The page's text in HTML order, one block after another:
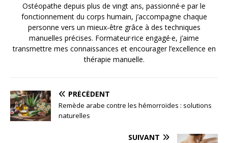
Ostéopathe depuis plus de vingt ans, passionné·e par le
fonctionnement du corps humain, j’accompagne chaque
personne vers un mieux-être grâce à des techniques
manuelles précises. Formateur·rice engagé·e, j’aime
transmettre mes connaissances et encourager l’excellence en
thérapie manuelle.
PRÉCÉDENT
Remède arabe contre les hémorroïdes : solutions
naturelles
SUIVANT